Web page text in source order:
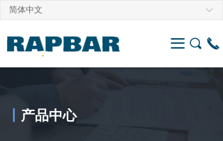
ꀅ
简体中文
끀 끅
끠
产品中心